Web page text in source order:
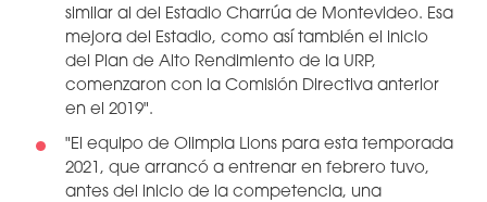
similar al del Estadio Charrúa de Montevideo. Esa
mejora del Estadio, como así también el inicio
del Plan de Alto Rendimiento de la URP,
comenzaron con la Comisión Directiva anterior
en el 2019".
"El equipo de Olimpia Lions para esta temporada
2021, que arrancó a entrenar en febrero tuvo,
antes del inicio de la competencia, una